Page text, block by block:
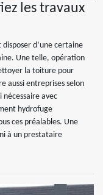
les travaux
d’une certaine
Une telle, opération
la toiture pour
aussi entreprises selon
nécessaire avec
hydrofuge
ces préalables. Une
à un prestataire